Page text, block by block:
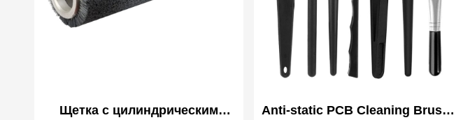
Щетка с цилиндрическим
Anti-static PCB Cleaning Brush |